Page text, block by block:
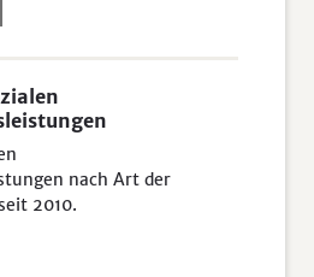
nach Art der
2010.